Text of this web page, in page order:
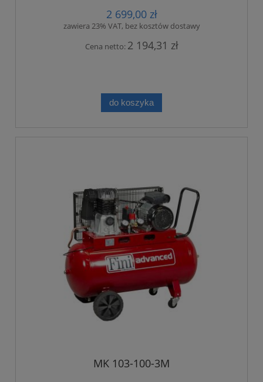
2 699,00 zł
zawiera 23% VAT, bez kosztów dostawy
Cena netto: 2 194,31 zł
do koszyka
MK 103-100-3M